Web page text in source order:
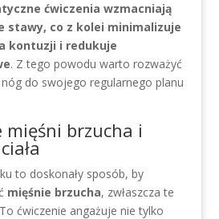
ćwiczenia wzmacniają
stawy, co z kolei minimalizuje
kontuzji i redukuje
. Z tego powodu warto rozważyć
do swojego regularnego planu
brzucha i
to doskonały sposób, by
mięśnie brzucha, zwłaszcza te
ćwiczenie angażuje nie tylko